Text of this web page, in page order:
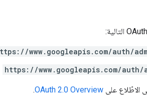
www.googleapis.com/auth/
https://www.googleapis.com/auth/
الاطّلاع على OAuth 2.0 Overview
.